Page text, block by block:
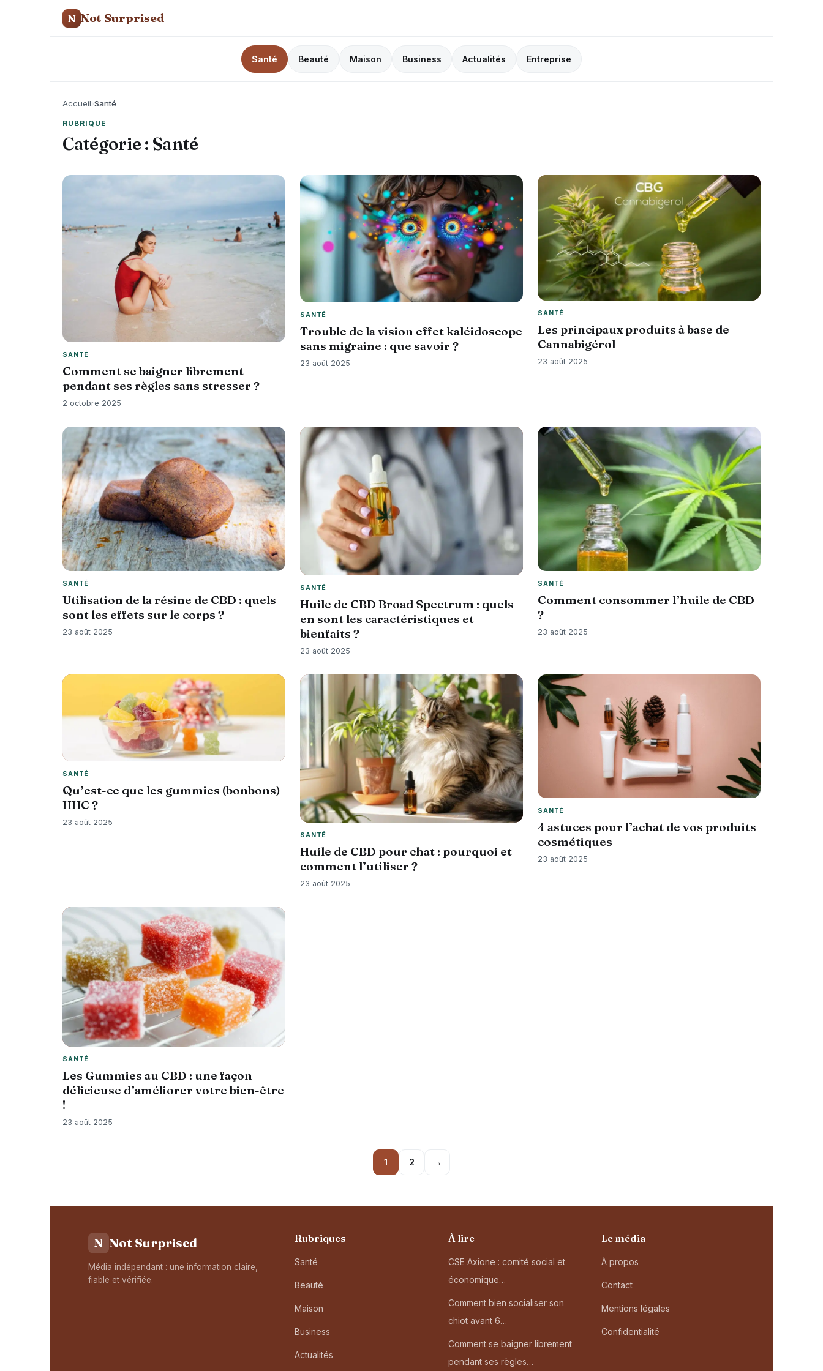
N Not Surprised
Santé Beauté Maison Business Actualités Entreprise
Accueil›Santé
RUBRIQUE
Catégorie : Santé
SANTÉ
Comment se baigner librement
pendant ses règles sans stresser ?
2 octobre 2025
SANTÉ
Trouble de la vision effet kaléidoscope
sans migraine : que savoir ?
23 août 2025
SANTÉ
Les principaux produits à base de
Cannabigérol
23 août 2025
SANTÉ
Utilisation de la résine de CBD : quels
sont les effets sur le corps ?
23 août 2025
SANTÉ
Huile de CBD Broad Spectrum : quels
en sont les caractéristiques et
bienfaits ?
23 août 2025
SANTÉ
Comment consommer l’huile de CBD
?
23 août 2025
SANTÉ
Qu’est-ce que les gummies (bonbons)
HHC ?
23 août 2025
SANTÉ
Huile de CBD pour chat : pourquoi et
comment l’utiliser ?
23 août 2025
SANTÉ
4 astuces pour l’achat de vos produits
cosmétiques
23 août 2025
SANTÉ
Les Gummies au CBD : une façon
délicieuse d’améliorer votre bien-être
!
23 août 2025
1 2 →
N Not Surprised
Média indépendant : une information claire,
fiable et vérifiée.
Rubriques
Santé
Beauté
Maison
Business
Actualités
À lire
CSE Axione : comité social et
économique…
Comment bien socialiser son
chiot avant 6…
Comment se baigner librement
pendant ses règles…
Le média
À propos
Contact
Mentions légales
Confidentialité